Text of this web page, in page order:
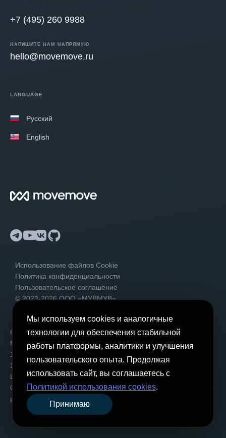
+7 (495) 260 9988
НАПИШИТЕ НАМ НАПРЯМУЮ
hello@movemove.ru
LANGUAGE
Русский
English
Telegram
YouTube
VKGitHub
Использование файлов Cookie
Политика конфиденциальности
Пользовательское соглашение
© 2023-2026 ООО «МУВМУВ».
© 2023-2026Общество с Ограниченной Ответственностью
МУВМУВ, Санкт-Петербург, ИНН 7802947110, ОГРН
1237800133174
194044, Российская Федерация, Санкт-Петербург, Бизнес
Центр «Шагал», Переулок Зеленков, 7а лит З, офис 16
Оператор персональных данных, регистрационный номер в
реестре операторов Роскомнадзора 77-24-162007
Мы используем cookies и аналогичные
технологии для обеспечения стабильной
работы платформы, аналитики и улучшения
пользовательского опыта. Продолжая
использовать сайт, вы соглашаетесь с
Политикой использования cookies.
Принимаю